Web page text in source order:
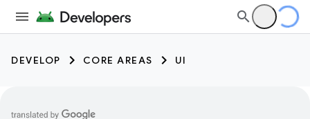
DEVELOP CORE AREAS UI